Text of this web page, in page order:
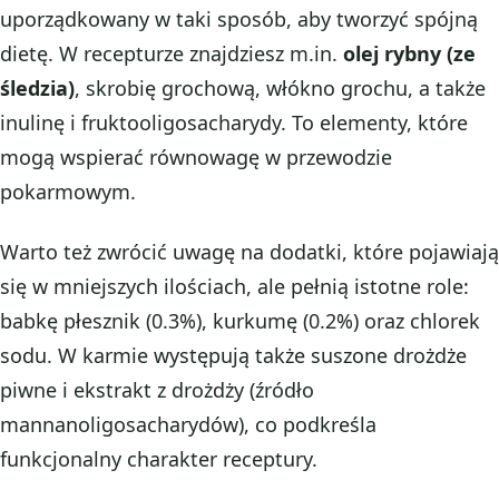
uporządkowany w taki sposób, aby tworzyć spójną
dietę. W recepturze znajdziesz m.in. olej rybny (ze
śledzia), skrobię grochową, włókno grochu, a także
inulinę i fruktooligosacharydy. To elementy, które
mogą wspierać równowagę w przewodzie
pokarmowym.
Warto też zwrócić uwagę na dodatki, które pojawiają
się w mniejszych ilościach, ale pełnią istotne role:
babkę płesznik (0.3%), kurkumę (0.2%) oraz chlorek
sodu. W karmie występują także suszone drożdże
piwne i ekstrakt z drożdży (źródło
mannanoligosacharydów), co podkreśla
funkcjonalny charakter receptury.